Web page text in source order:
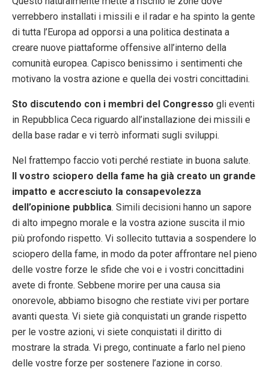
verrebbero installati i missili e il radar e ha spinto la gente
di tutta l’Europa ad opporsi a una politica destinata a
creare nuove piattaforme offensive all’interno della
comunità europea. Capisco benissimo i sentimenti che
motivano la vostra azione e quella dei vostri concittadini.
Sto discutendo con i membri del Congresso gli eventi
in Repubblica Ceca riguardo all’installazione dei missili e
della base radar e vi terrò informati sugli sviluppi.
Nel frattempo faccio voti perché restiate in buona salute.
Il vostro sciopero della fame ha già creato un grande
impatto e accresciuto la consapevolezza
dell’opinione pubblica. Simili decisioni hanno un sapore
di alto impegno morale e la vostra azione suscita il mio
più profondo rispetto. Vi sollecito tuttavia a sospendere lo
sciopero della fame, in modo da poter affrontare nel pieno
delle vostre forze le sfide che voi e i vostri concittadini
avete di fronte. Sebbene morire per una causa sia
onorevole, abbiamo bisogno che restiate vivi per portare
avanti questa. Vi siete già conquistati un grande rispetto
per le vostre azioni, vi siete conquistati il diritto di
mostrare la strada. Vi prego, continuate a farlo nel pieno
delle vostre forze per sostenere l’azione in corso.